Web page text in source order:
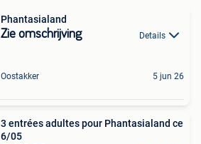
Phantasialand
Zie omschrijving Details
Oostakker 5 jun 26
3 entrées adultes pour Phantasialand ce
6/05